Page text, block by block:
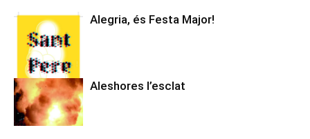
Alegria, és Festa Major!
Aleshores l’esclat